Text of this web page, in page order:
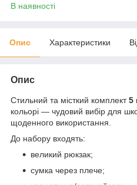
В наявності
Опис Характеристики
Опис
Стильний та місткий комплект5
кольорі — чудовий вибір для
щоденного використання.
До набору входять:
великий рюкзак;
сумка через плече;